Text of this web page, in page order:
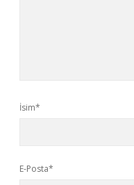
İsim*
E-Posta*